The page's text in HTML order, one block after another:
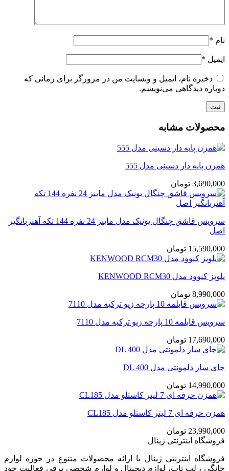
نام *
ایمیل *
ذخیره نام، ایمیل و وبسایت من در مرورگر برای زمانی که
دوباره دیدگاهی می‌نویسم.
محصولات مشابه
همزن پایه دار دسینی مدل 555
3,690,000 تومان
سرویس قاشق چنگال یونیک مدل ماینز 24 نفره 144 تکه آهنربانگیر
اصل
15,590,000 تومان
پلوپز کنوود مدل KENWOOD RCM30
8,990,000 تومان
سرویس قابلمه 10 پارچه زیو ترکیه مدل 7110
17,690,000 تومان
چای ساز دلمونتی مدل DL 400
14,990,000 تومان
همزن حرفه ای 7 لیتر کاستلو مدل CL185
23,990,000 تومان
فروشگاه اینترنتی ژینال
فروشگاه اینترنتی ژینال با ارائه محصولات متنوع در حوزه لوازم
خانگی ، لپ تاپ، لوازم دیجیتال و لوازم شخصی برقی فعالیت خود